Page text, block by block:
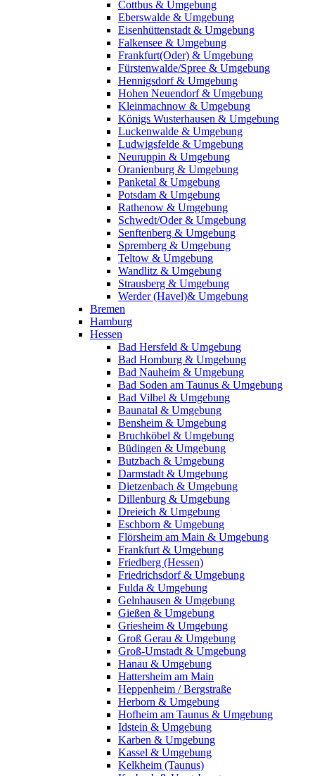
Cottbus & Umgebung
Eberswalde & Umgebung
Eisenhüttenstadt & Umgebung
Falkensee & Umgebung
Frankfurt(Oder) & Umgebung
Fürstenwalde/Spree & Umgebung
Hennigsdorf & Umgebung
Hohen Neuendorf & Umgebung
Kleinmachnow & Umgebung
Königs Wusterhausen & Umgebung
Luckenwalde & Umgebung
Ludwigsfelde & Umgebung
Neuruppin & Umgebung
Oranienburg & Umgebung
Panketal & Umgebung
Potsdam & Umgebung
Rathenow & Umgebung
Schwedt/Oder & Umgebung
Senftenberg & Umgebung
Spremberg & Umgebung
Teltow & Umgebung
Wandlitz & Umgebung
Strausberg & Umgebung
Werder (Havel)& Umgebung
Bremen
Hamburg
Hessen
Bad Hersfeld & Umgebung
Bad Homburg & Umgebung
Bad Nauheim & Umgebung
Bad Soden am Taunus & Umgebung
Bad Vilbel & Umgebung
Baunatal & Umgebung
Bensheim & Umgebung
Bruchköbel & Umgebung
Büdingen & Umgebung
Butzbach & Umgebung
Darmstadt & Umgebung
Dietzenbach & Umgebung
Dillenburg & Umgebung
Dreieich & Umgebung
Eschborn & Umgebung
Flörsheim am Main & Umgebung
Frankfurt & Umgebung
Friedberg (Hessen)
Friedrichsdorf & Umgebung
Fulda & Umgebung
Gelnhausen & Umgebung
Gießen & Umgebung
Griesheim & Umgebung
Groß Gerau & Umgebung
Groß-Umstadt & Umgebung
Hanau & Umgebung
Hattersheim am Main
Heppenheim / Bergstraße
Herborn & Umgebung
Hofheim am Taunus & Umgebung
Idstein & Umgebung
Karben & Umgebung
Kassel & Umgebung
Kelkheim (Taunus)